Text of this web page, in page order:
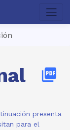
picture_as_pdf
presenta
para el